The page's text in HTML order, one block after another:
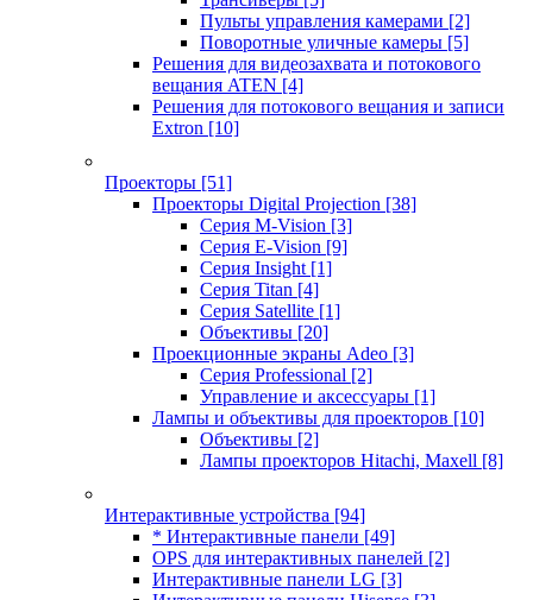
Пульты управления камерами [2]
Поворотные уличные камеры [5]
Решения для видеозахвата и потокового
вещания ATEN [4]
Решения для потокового вещания и записи
Extron [10]
Проекторы [51]
Проекторы Digital Projection [38]
Серия M-Vision [3]
Серия E-Vision [9]
Серия Insight [1]
Серия Titan [4]
Серия Satellite [1]
Объективы [20]
Проекционные экраны Adeo [3]
Серия Professional [2]
Управление и аксессуары [1]
Лампы и объективы для проекторов [10]
Объективы [2]
Лампы проекторов Hitachi, Maxell [8]
Интерактивные устройства [94]
* Интерактивные панели [49]
OPS для интерактивных панелей [2]
Интерактивные панели LG [3]